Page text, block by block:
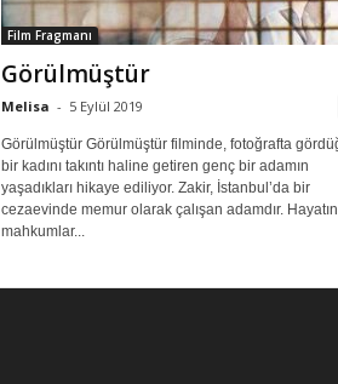
Film Fragmanı
Görülmüştür
Melisa - 5 Eylül 2019
Görülmüştür Görülmüştür filminde, fotoğrafta
bir kadını takıntı haline getiren genç bir adamın
yaşadıkları hikaye ediliyor. Zakir, İstanbul’da bir
cezaevinde memur olarak çalışan adamdır.
mahkumlar...